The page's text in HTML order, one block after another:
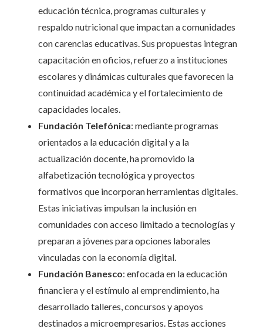
educación técnica, programas culturales y
respaldo nutricional que impactan a comunidades
con carencias educativas. Sus propuestas integran
capacitación en oficios, refuerzo a instituciones
escolares y dinámicas culturales que favorecen la
continuidad académica y el fortalecimiento de
capacidades locales.
Fundación Telefónica: mediante programas
orientados a la educación digital y a la
actualización docente, ha promovido la
alfabetización tecnológica y proyectos
formativos que incorporan herramientas digitales.
Estas iniciativas impulsan la inclusión en
comunidades con acceso limitado a tecnologías y
preparan a jóvenes para opciones laborales
vinculadas con la economía digital.
Fundación Banesco: enfocada en la educación
financiera y el estímulo al emprendimiento, ha
desarrollado talleres, concursos y apoyos
destinados a microempresarios. Estas acciones